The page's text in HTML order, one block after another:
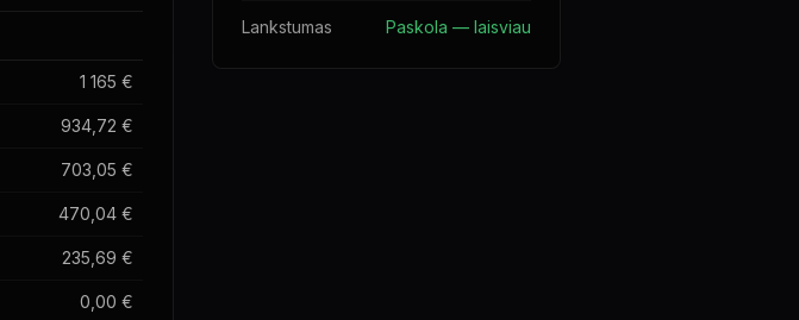
1 165 €
934,72 €
703,05 €
470,04 €
235,69 €
0,00 €
Lankstumas Paskola — laisviau